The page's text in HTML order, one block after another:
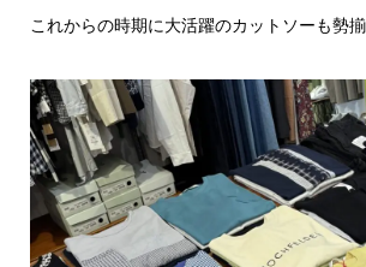
これからの時期に大活躍のカットソーも勢